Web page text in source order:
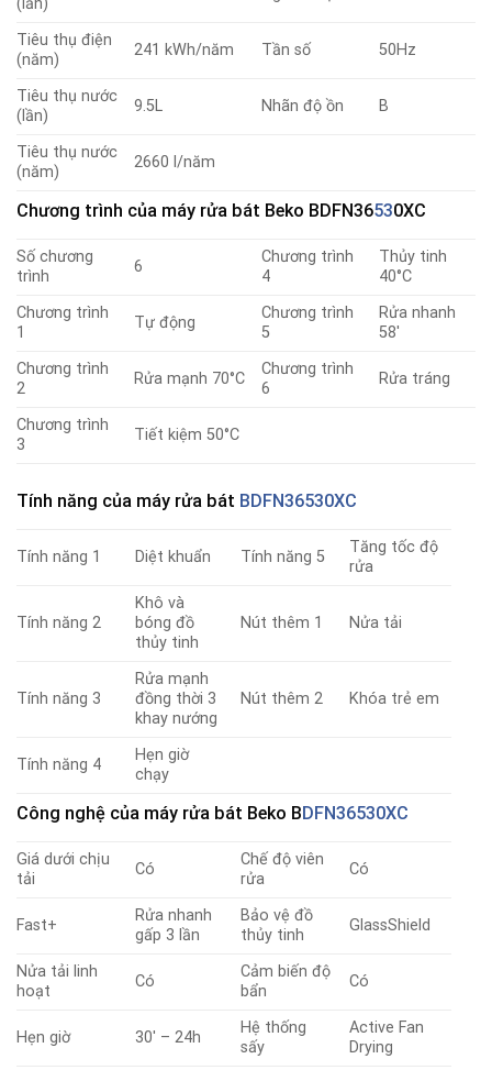
Tiêu thụ điện
(năm)
241 kWh/năm Tần số 50Hz
Tiêu thụ nước
(lần)
9.5L Nhãn độ ồn B
Tiêu thụ nước
(năm)
2660 l/năm
Chương trình của máy rửa bát Beko BDFN36530XC
Số chương
trình
6
Chương trình
4
Thủy tinh
40°C
Chương trình
1
Tự động
Chương trình
5
Rửa nhanh
58′
Chương trình
2
Rửa mạnh 70°C
Chương trình
6
Rửa tráng
Chương trình
3
Tiết kiệm 50°C
Tính năng của máy rửa bát BDFN36530XC
Tính năng 1 Diệt khuẩn Tính năng 5
Tăng tốc độ
rửa
Tính năng 2
Khô và
bóng đồ
thủy tinh
Nút thêm 1 Nửa tải
Tính năng 3
Rửa mạnh
đồng thời 3
khay nướng
Nút thêm 2 Khóa trẻ em
Tính năng 4
Hẹn giờ
chạy
Công nghệ của máy rửa bát Beko BDFN36530XC
Giá dưới chịu
tải
Có
Chế độ viên
rửa
Có
Fast+
Rửa nhanh
gấp 3 lần
Bảo vệ đồ
thủy tinh
GlassShield
Nửa tải linh
hoạt
Có
Cảm biến độ
bẩn
Có
Hẹn giờ 30′ – 24h
Hệ thống
sấy
Active Fan
Drying